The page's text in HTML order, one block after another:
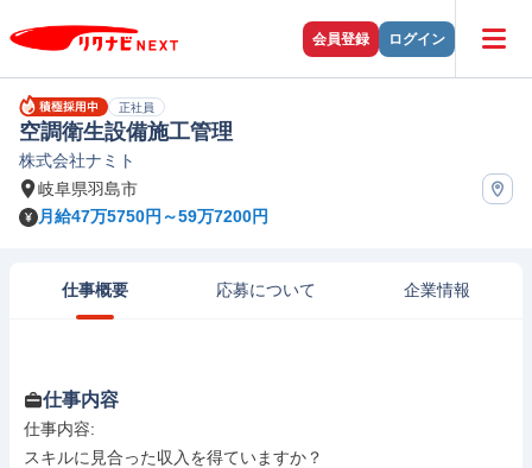
会員登録 ログイン
正社員
空調衛生設備施工管理
株式会社ナミト
岐阜県羽島市
月給47万5750円～59万7200円
仕事概要 応募について 企業情報
仕事内容
仕事内容:
スキルに見合った収入を得ていますか？